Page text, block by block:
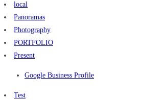
local
Panoramas
Photography
PORTFOLIO
Present
Google Business Profile
Test